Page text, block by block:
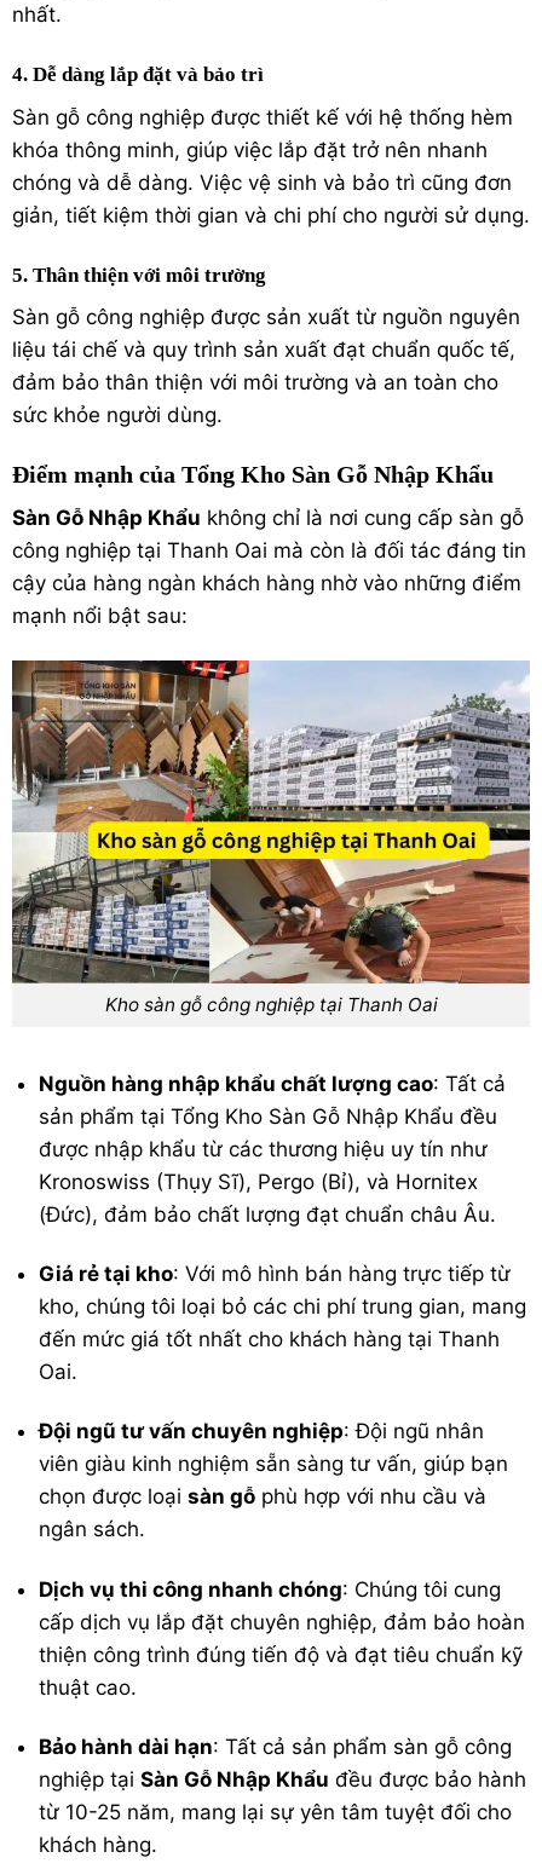
nhất.
4. Dễ dàng lắp đặt và bảo trì
Sàn gỗ công nghiệp được thiết kế với hệ thống hèm
khóa thông minh, giúp việc lắp đặt trở nên nhanh
chóng và dễ dàng. Việc vệ sinh và bảo trì cũng đơn
giản, tiết kiệm thời gian và chi phí cho người sử dụng.
5. Thân thiện với môi trường
Sàn gỗ công nghiệp được sản xuất từ nguồn nguyên
liệu tái chế và quy trình sản xuất đạt chuẩn quốc tế,
đảm bảo thân thiện với môi trường và an toàn cho
sức khỏe người dùng.
Điểm mạnh của Tổng Kho Sàn Gỗ Nhập Khẩu
Sàn Gỗ Nhập Khẩu không chỉ là nơi cung cấp sàn gỗ
công nghiệp tại Thanh Oai mà còn là đối tác đáng tin
cậy của hàng ngàn khách hàng nhờ vào những điểm
mạnh nổi bật sau:
Kho sàn gỗ công nghiệp tại Thanh Oai
Nguồn hàng nhập khẩu chất lượng cao: Tất cả
sản phẩm tại Tổng Kho Sàn Gỗ Nhập Khẩu đều
được nhập khẩu từ các thương hiệu uy tín như
Kronoswiss (Thụy Sĩ), Pergo (Bỉ), và Hornitex
(Đức), đảm bảo chất lượng đạt chuẩn châu Âu.
Giá rẻ tại kho: Với mô hình bán hàng trực tiếp từ
kho, chúng tôi loại bỏ các chi phí trung gian, mang
đến mức giá tốt nhất cho khách hàng tại Thanh
Oai.
Đội ngũ tư vấn chuyên nghiệp: Đội ngũ nhân
viên giàu kinh nghiệm sẵn sàng tư vấn, giúp bạn
chọn được loạisàn gỗ phù hợp với nhu cầu và
ngân sách.
Dịch vụ thi công nhanh chóng: Chúng tôi cung
cấp dịch vụ lắp đặt chuyên nghiệp, đảm bảo hoàn
thiện công trình đúng tiến độ và đạt tiêu chuẩn kỹ
thuật cao.
Bảo hành dài hạn: Tất cả sản phẩm sàn gỗ công
nghiệp tạiSàn Gỗ Nhập Khẩu đều được bảo hành
từ 10-25 năm, mang lại sự yên tâm tuyệt đối cho
khách hàng.